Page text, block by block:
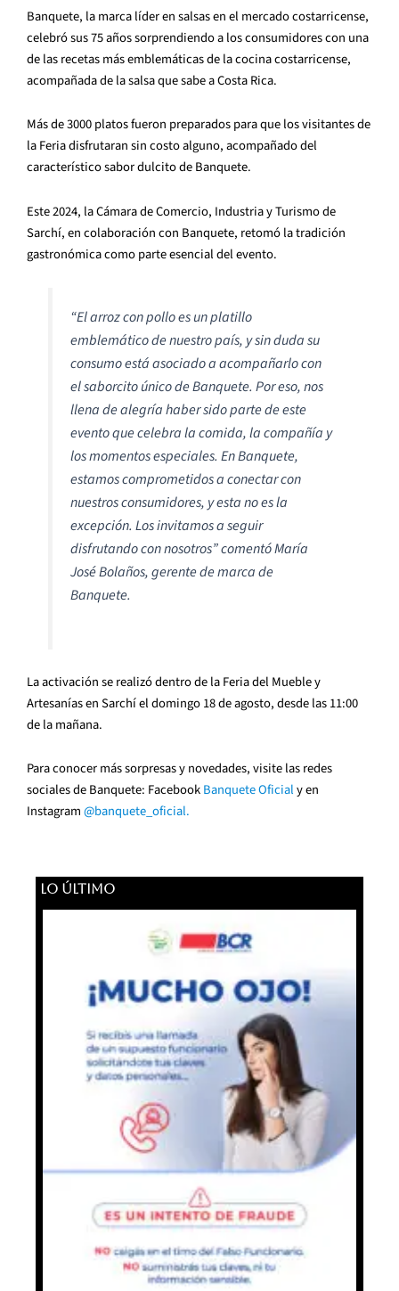
Banquete, la marca líder en salsas en el mercado costarricense,
celebró sus 75 años sorprendiendo a los consumidores con una
de las recetas más emblemáticas de la cocina costarricense,
acompañada de la salsa que sabe a Costa Rica.
Más de 3000 platos fueron preparados para que los visitantes de
la Feria disfrutaran sin costo alguno, acompañado del
característico sabor dulcito de Banquete.
Este 2024, la Cámara de Comercio, Industria y Turismo de
Sarchí, en colaboración con Banquete, retomó la tradición
gastronómica como parte esencial del evento.
“El arroz con pollo es un platillo
emblemático de nuestro país, y sin duda su
consumo está asociado a acompañarlo con
el saborcito único de Banquete. Por eso, nos
llena de alegría haber sido parte de este
evento que celebra la comida, la compañía y
los momentos especiales. En Banquete,
estamos comprometidos a conectar con
nuestros consumidores, y esta no es la
excepción. Los invitamos a seguir
disfrutando con nosotros”comentó María
José Bolaños, gerente de marca de
Banquete.
La activación se realizó dentro de la Feria del Mueble y
Artesanías en Sarchí el domingo 18 de agosto, desde las 11:00
de la mañana.
Para conocer más sorpresas y novedades, visite las redes
sociales de Banquete: FacebookBanquete Oficialy en
Instagram@banquete_oficial.
LO ÚLTIMO